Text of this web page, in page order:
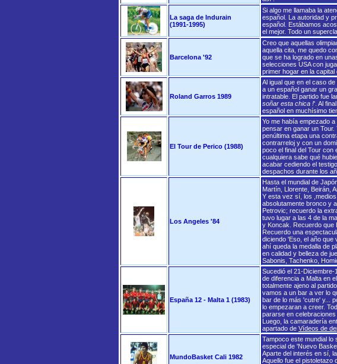
La saga de Indurain
(1991-1995)
Si algo me llamaba la
español. La autoridad y
español. Estábamos
el mejor. Todo un
Barcelona '92
Creo que aquellas
aquella cita, me quedo
que se ha logrado en
selecciones USA con
primer hogar en la capital
Roland Garros 1989
Al igual que en el caso
a un español ganar un
intratable. El partido fue
soñar esta chica !'. Al
español en muchísimo
El Tour de Perico (1988)
Yo me había empezado
pensar en ganar un
penúltima etapa una
contrarreloj y con un
poco el final del Tour con
cualquiera sabe qué
acabar cediendo el
despachos durante los
Los Angeles '84
Hasta el mundial de
Martín, Llorente, Beirán,
Y esta vez sí, los
absolutamente bronco y
Petrovic; recuerdo la
tuvo lugar a las 4 de la
y Koncak. Recuerdo que
Recuerdo una
diciendo 'Eso, el año que
ahí queda la medalla de
en calidad y belleza de
Sabonis, Tachenko,
España 12 - Malta 1 (1983)
Sucedió el 21-Diciembre-
de diferencia a Malta en
totalmente ajeno al
vamos a un bar a ver lo
bar de lo más 'cutre' y...
lo empezaran a creer.
pararse en
Luego, la camaradería
apartado de Vídeos de
MundoBasket Cali 1982
Tampoco este mundial lo
especial de 'Nuevo
Aparte del interés en sí,
Aquello fue el pistoletazo